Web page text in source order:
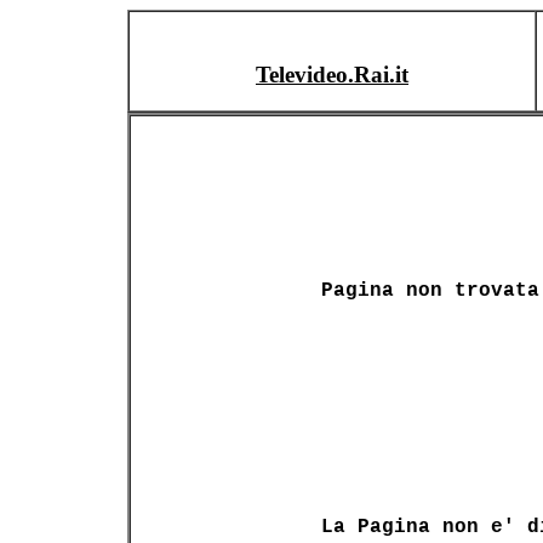
Televideo.Rai.it
Pagina non trovata
La Pagina non e'